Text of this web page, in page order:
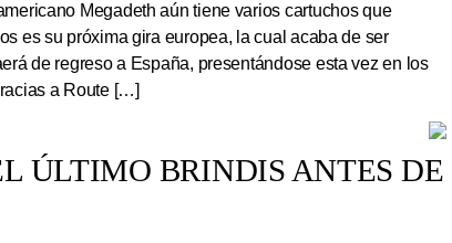
Megadeth aún tiene varios cartuchos que
es su próxima gira europea, la cual acaba de ser
de regreso a España, presentándose esta vez en los
a Route […]
ÚLTIMO BRINDIS ANTES DE